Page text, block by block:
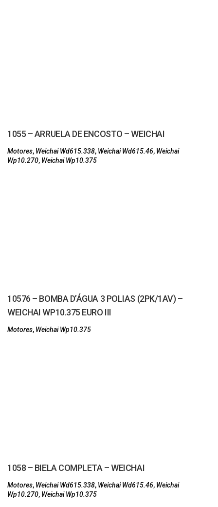
1055 – ARRUELA DE ENCOSTO – WEICHAI
Motores, Weichai Wd615.338, Weichai Wd615.46, Weichai
Wp10.270, Weichai Wp10.375
10576 – BOMBA D’ÁGUA 3 POLIAS (2PK/1AV) –
WEICHAI WP10.375 EURO III
Motores, Weichai Wp10.375
1058 – BIELA COMPLETA – WEICHAI
Motores, Weichai Wd615.338, Weichai Wd615.46, Weichai
Wp10.270, Weichai Wp10.375